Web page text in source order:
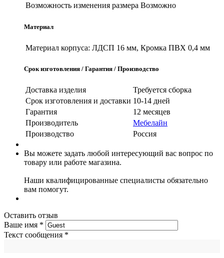
Возможность изменения размера Возможно
Материал
Материал корпуса: ЛДСП 16 мм, Кромка ПВХ 0,4 мм
Срок изготовления / Гарантия / Производство
Доставка изделия
Требуется сборка
Срок изготовления и доставки 10-14 дней
Гарантия
12 месяцев
Производитель
Мебелайн
Производство
Россия
Вы можете задать любой интересующий вас вопрос по
товару или работе магазина.
Наши квалифицированные специалисты обязательно
вам помогут.
Оставить отзыв
Ваше имя *
Текст сообщения *